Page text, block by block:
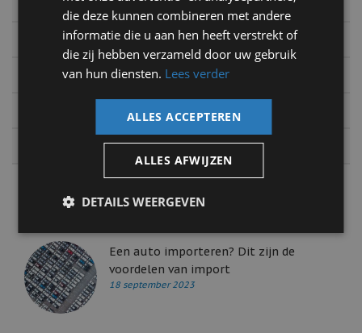
Een auto importeren? Dit zijn de
voordelen van import
18 september 2023
die deze kunnen combineren met andere
informatie die u aan hen heeft verstrekt of
die zij hebben verzameld door uw gebruik
van hun diensten. Lees verder
ALLES ACCEPTEREN
ALLES AFWIJZEN
DETAILS WEERGEVEN